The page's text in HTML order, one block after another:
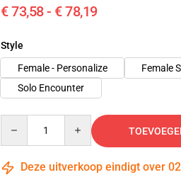
€ 73,58 - € 78,19
Style
Female - Personalize
Female
Solo Encounter
Deze uitverkoop eindigt over 02